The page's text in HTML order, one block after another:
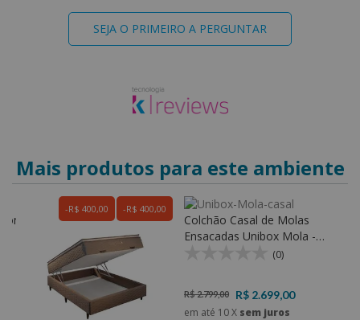
SEJA O PRIMEIRO A PERGUNTAR
Mais produtos para este ambiente
R$ 400,00 R$ 400,00
Colchão Casal de Molas
Ensacadas Unibox Mola -
(0)
R$ 2.799,00
R$ 2.699,00
em até 10X sem juros